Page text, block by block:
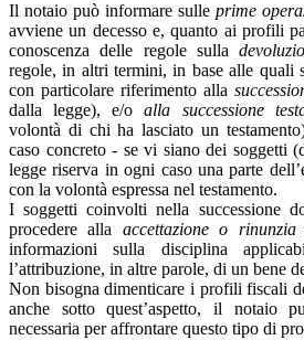
Il notaio può informare sulle prime
avviene un decesso e, quanto ai profili
conoscenza delle regole sulla
regole, in altri termini, in base alle quali
con particolare riferimento alla
dalla legge), e/oalla successione
volontà di chi ha lasciato un
caso concreto - se vi siano dei soggetti
legge riserva in ogni caso una parte
con la volontà espressa nel testamento.
I soggetti coinvolti nella successione
procedere alla accettazione o rinunzia
informazioni sulla disciplina
l’attribuzione, in altre parole, di un bene
Non bisogna dimenticare i profili fiscali
anche sotto quest’aspetto, il notaio
necessaria per affrontare questo tipo di